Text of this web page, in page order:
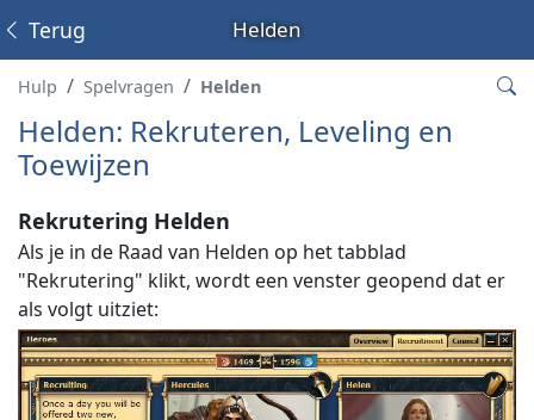
Helden
Terug
Hulp Spelvragen Helden
Helden: Rekruteren, Leveling en
Toewijzen
Rekrutering Helden
Als je in de Raad van Helden op het tabblad
"Rekrutering" klikt, wordt een venster geopend dat er
als volgt uitziet: